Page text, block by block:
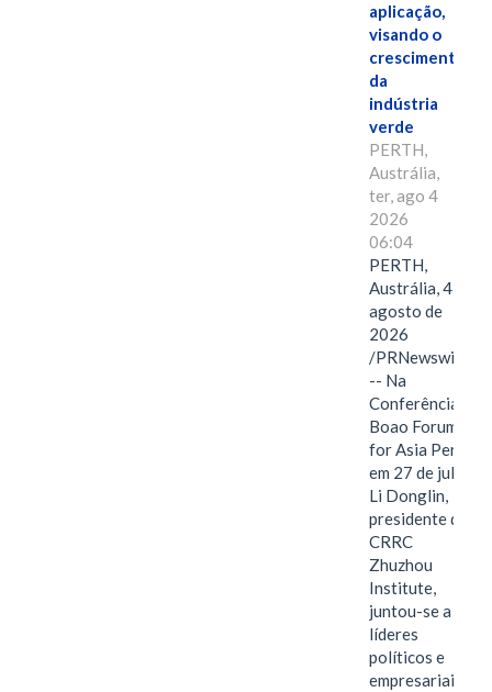
aplicação,
visando o
crescimento
da
indústria
verde
PERTH,
Austrália,
ter, ago 4
2026
06:04
PERTH,
Austrália, 4 de
agosto de
2026
/PRNewswire/
-- Na
Conferência
Boao Forum
for Asia Perth,
em 27 de julho,
Li Donglin,
presidente do
CRRC
Zhuzhou
Institute,
juntou-se a
líderes
políticos e
empresariais